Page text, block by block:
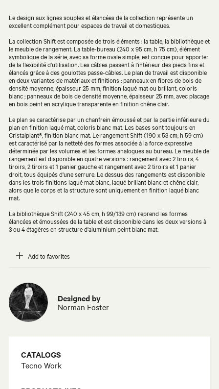
Le design aux lignes souples et élancées de la collection représente un
excellent complément pour espaces de travail et domestiques.
La collection Shift est composée de trois éléments : la table, la bibliothèque et
le meuble de rangement. La table-bureau (240 x 95 cm, h 75 cm), élément
symbolique de la série, avec sa forme ovale simple, est conçue pour apporter
de la flexibilité d'utilisation. Les câbles passent à l'intérieur des pieds fins et
élancés grâce à des goulottes passe-câbles. Le plan de travail est disponible
en deux variantes de matériaux et finitions : panneaux en fibres de bois de
densité moyenne, épaisseur 25 mm, finition laqué mat ou brillant, coloris
blanc ; panneaux de bois de densité moyenne, épaisseur 25 mm, avec placage
en bois peint en acrylique transparente en finition chêne clair.
Le plan se caractérise par un chanfrein émoussé et par la partie inférieure du
plan en finition laqué mat, coloris blanc mat. Les bases sont toujours en
Cristalplant®, finition blanc mat. Le rangement Shift (190 x 53 cm, h 59 cm)
est caractérisé par la netteté des formes associée à la force expressive
déterminée par les volumes et les formes analogues au bureau. Le meuble de
rangement est disponible en quatre versions : rangement avec 2 tiroirs, 4
tiroirs, 2 tiroirs et 1 panier gauche et rangement avec 2 tiroirs et 1 panier
droit, tous équipés d'une serrure. Le dessus des rangements est disponible
dans les trois finitions laqué mat blanc, laqué brillant blanc et chêne clair,
alors que le corps et la structure sont uniquement en finition laqué blanc
mat.
La bibliothèque Shift (240 x 45 cm, h 99/139 cm) reprend les formes
élancées et émoussées de la table et est disponible dans les deux versions à
3 ou 4 étagères en structure d'aluminium peint blanc mat.
Add to favorites
Designed by
Norman Foster
CATALOGS
Tecno Work